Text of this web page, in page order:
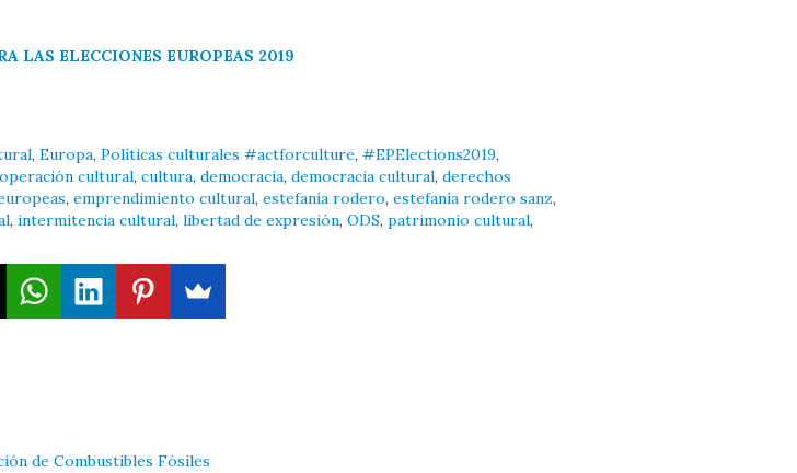
LAS ELECCIONES EUROPEAS 2019
, Europa, Políticas culturales #actforculture, #EPElections2019,
cultural, cultura, democracia, democracia cultural, derechos
, emprendimiento cultural, estefanía rodero, estefanía rodero sanz,
, intermitencia cultural, libertad de expresión, ODS, patrimonio cultural,
de Combustibles Fósiles